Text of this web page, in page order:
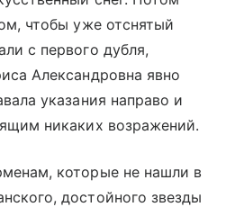
чтобы уже отснятый
с первого дубля,
Александровна явно
указания направо и
никаких возражений.
которые не нашли в
достойного звезды